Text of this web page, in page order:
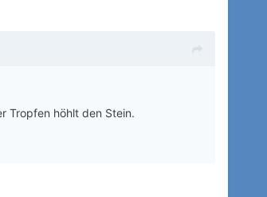
Tropfen höhlt den Stein.